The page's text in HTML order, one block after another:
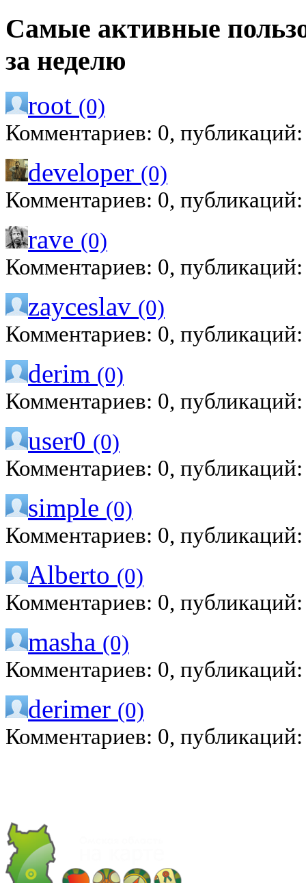
Самые активные
за неделю
root (0)
Комментариев: 0,
developer (0)
Комментариев: 0,
rave (0)
Комментариев: 0,
zayceslav (0)
Комментариев: 0,
derim (0)
Комментариев: 0,
user0 (0)
Комментариев: 0,
simple (0)
Комментариев: 0,
Alberto (0)
Комментариев: 0,
masha (0)
Комментариев: 0,
derimer (0)
Комментариев: 0,